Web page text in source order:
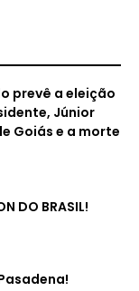
prevê a eleição
Júnior
Goiás e a morte
DO BRASIL!